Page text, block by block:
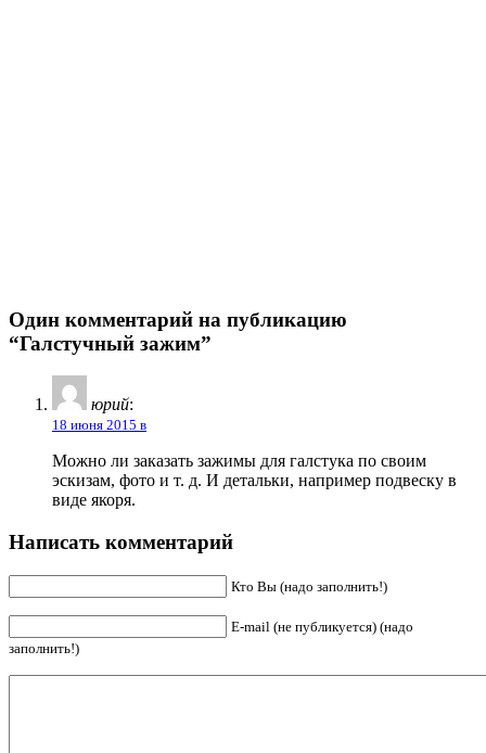
Один комментарий на публикацию
“Галстучный зажим”
юрий:
18 июня 2015 в
Можно ли заказать зажимы для галстука по своим
эскизам, фото и т. д. И детальки, например подвеску в
виде якоря.
Написать комментарий
Кто Вы (надо заполнить!)
E-mail (не публикуется) (надо
заполнить!)